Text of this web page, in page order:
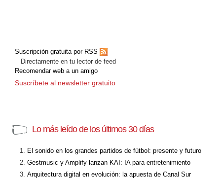
Suscripción gratuita por RSS
Directamente en tu lector de feed
Recomendar web a un amigo
Suscríbete al newsletter gratuito
Lo más leído de los últimos 30 días
El sonido en los grandes partidos de fútbol: presente y futuro
Gestmusic y Amplify lanzan KAI: IA para entretenimiento
Arquitectura digital en evolución: la apuesta de Canal Sur